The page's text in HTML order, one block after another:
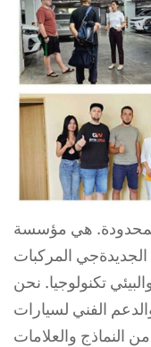
المحدودة. هي مؤسسة
جي المركبات (NEVs).
تكنولوجيا. نحن
الفني لسيارات
من النماذج والعلامات